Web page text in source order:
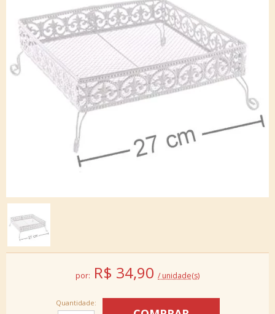
por: R$ 34,90 / unidade(s)
Quantidade: